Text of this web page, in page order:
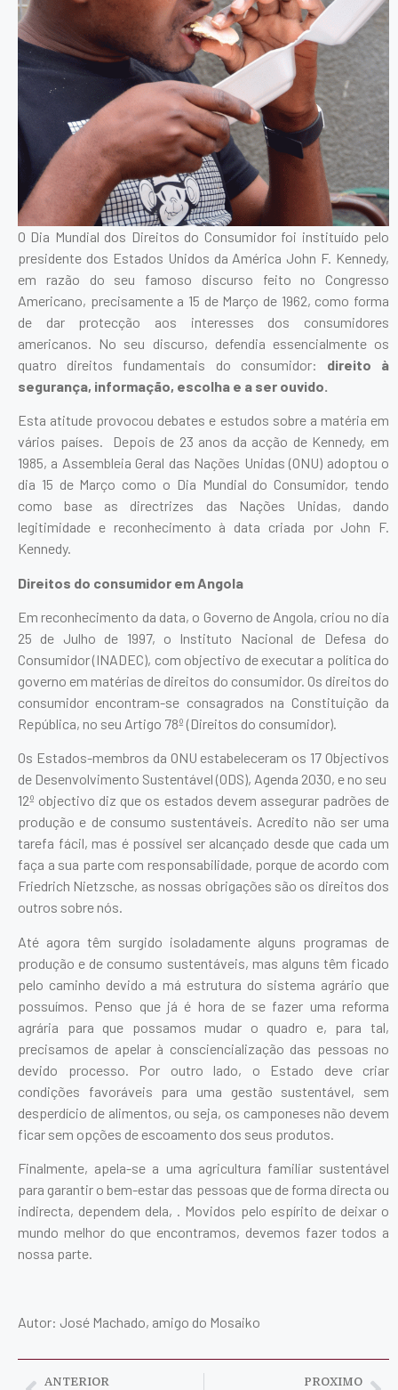
O Dia Mundial dos Direitos do Consumidor foi instituído pelo
presidente dos Estados Unidos da América John F. Kennedy,
em razão do seu famoso discurso feito no Congresso
Americano, precisamente a 15 de Março de 1962, como forma
de dar protecção aos interesses dos consumidores
americanos. No seu discurso, defendia essencialmente os
quatro direitos fundamentais do consumidor: direito à
segurança, informação, escolha e a ser ouvido.
Esta atitude provocou debates e estudos sobre a matéria em
vários países. Depois de 23 anos da acção de Kennedy, em
1985, a Assembleia Geral das Nações Unidas (ONU) adoptou o
dia 15 de Março como o Dia Mundial do Consumidor, tendo
como base as directrizes das Nações Unidas, dando
legitimidade e reconhecimento à data criada por John F.
Kennedy.
Direitos do consumidor em Angola
Em reconhecimento da data, o Governo de Angola, criou no dia
25 de Julho de 1997, o Instituto Nacional de Defesa do
Consumidor (INADEC), com objectivo de executar a política do
governo em matérias de direitos do consumidor. Os direitos do
consumidor encontram-se consagrados na Constituição da
República, no seu Artigo 78º (Direitos do consumidor).
Os Estados-membros da ONU estabeleceram os 17 Objectivos
de Desenvolvimento Sustentável (ODS), Agenda 2030, e no seu
12º objectivo diz que os estados devem assegurar padrões de
produção e de consumo sustentáveis. Acredito não ser uma
tarefa fácil, mas é possível ser alcançado desde que cada um
faça a sua parte com responsabilidade, porque de acordo com
Friedrich Nietzsche, as nossas obrigações são os direitos dos
outros sobre nós.
Até agora têm surgido isoladamente alguns programas de
produção e de consumo sustentáveis, mas alguns têm ficado
pelo caminho devido a má estrutura do sistema agrário que
possuímos. Penso que já é hora de se fazer uma reforma
agrária para que possamos mudar o quadro e, para tal,
precisamos de apelar à consciencialização das pessoas no
devido processo. Por outro lado, o Estado deve criar
condições favoráveis para uma gestão sustentável, sem
desperdício de alimentos, ou seja, os camponeses não devem
ficar sem opções de escoamento dos seus produtos.
Finalmente, apela-se a uma agricultura familiar sustentável
para garantir o bem-estar das pessoas que de forma directa ou
indirecta, dependem dela, . Movidos pelo espírito de deixar o
mundo melhor do que encontramos, devemos fazer todos a
nossa parte.
Autor: José Machado, amigo do Mosaiko
ANTERIOR PROXIMO